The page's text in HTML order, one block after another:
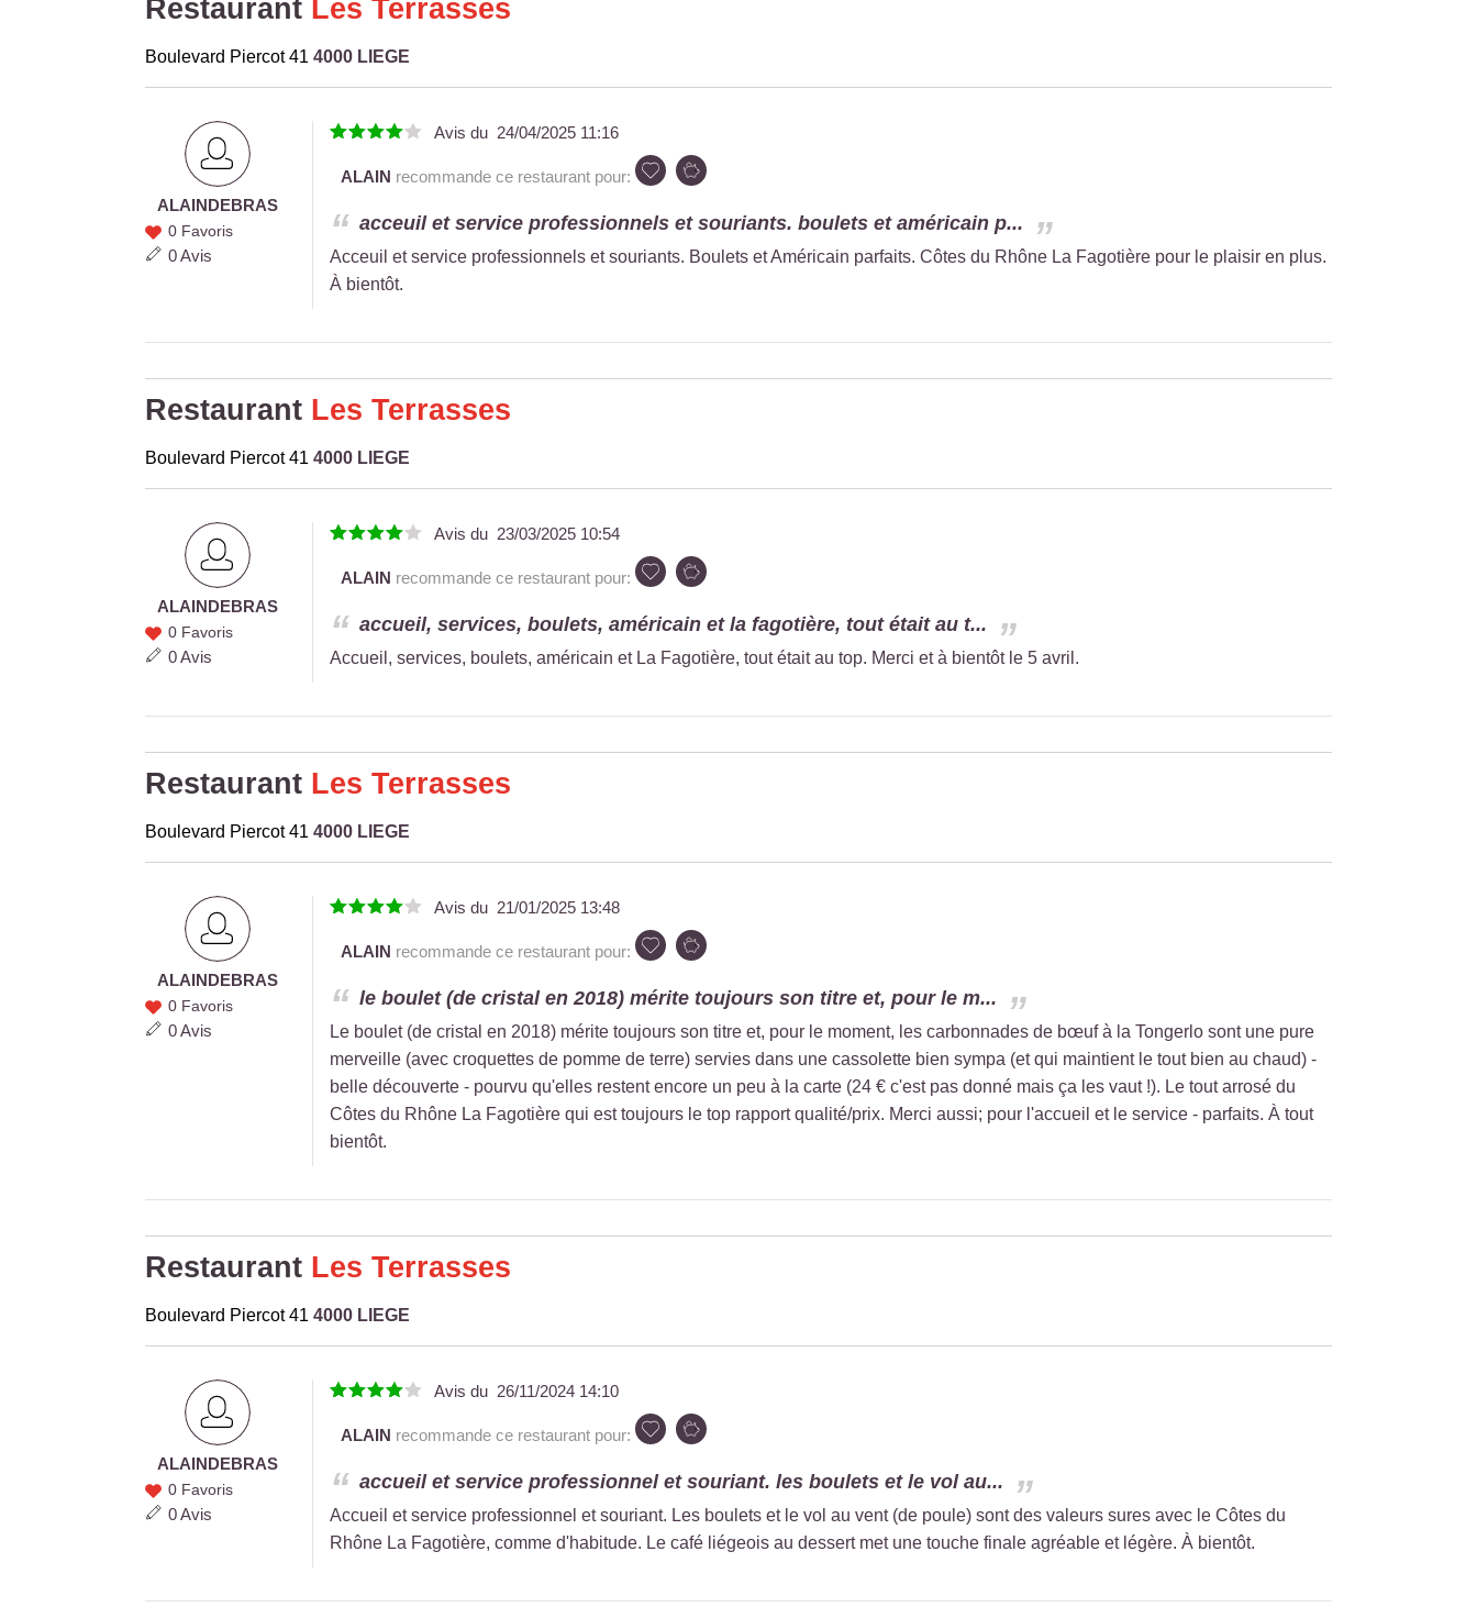
Restaurant Les Terrasses
Boulevard Piercot 41 4000 LIEGE
ALAIN
DEBRAS
ALAINDEBRAS
0 Favoris
0 Avis
Avis du 24/04/2025 11:16
ALAIN recommande ce restaurant pour:
acceuil et service professionnels et souriants. boulets et américain p...
Acceuil et service professionnels et souriants. Boulets et Américain parfaits. Côtes du Rhône La Fagotière pour le plaisir en plus.
À bientôt.
Restaurant Les Terrasses
Boulevard Piercot 41 4000 LIEGE
ALAIN
DEBRAS
ALAINDEBRAS
0 Favoris
0 Avis
Avis du 23/03/2025 10:54
ALAIN recommande ce restaurant pour:
accueil, services, boulets, américain et la fagotière, tout était au t...
Accueil, services, boulets, américain et La Fagotière, tout était au top. Merci et à bientôt le 5 avril.
Restaurant Les Terrasses
Boulevard Piercot 41 4000 LIEGE
ALAIN
DEBRAS
ALAINDEBRAS
0 Favoris
0 Avis
Avis du 21/01/2025 13:48
ALAIN recommande ce restaurant pour:
le boulet (de cristal en 2018) mérite toujours son titre et, pour le m...
Le boulet (de cristal en 2018) mérite toujours son titre et, pour le moment, les carbonnades de bœuf à la Tongerlo sont une pure
merveille (avec croquettes de pomme de terre) servies dans une cassolette bien sympa (et qui maintient le tout bien au chaud) -
belle découverte - pourvu qu'elles restent encore un peu à la carte (24 € c'est pas donné mais ça les vaut !). Le tout arrosé du
Côtes du Rhône La Fagotière qui est toujours le top rapport qualité/prix. Merci aussi; pour l'accueil et le service - parfaits. À tout
bientôt.
Restaurant Les Terrasses
Boulevard Piercot 41 4000 LIEGE
ALAIN
DEBRAS
ALAINDEBRAS
0 Favoris
0 Avis
Avis du 26/11/2024 14:10
ALAIN recommande ce restaurant pour:
accueil et service professionnel et souriant. les boulets et le vol au...
Accueil et service professionnel et souriant. Les boulets et le vol au vent (de poule) sont des valeurs sures avec le Côtes du
Rhône La Fagotière, comme d'habitude. Le café liégeois au dessert met une touche finale agréable et légère. À bientôt.